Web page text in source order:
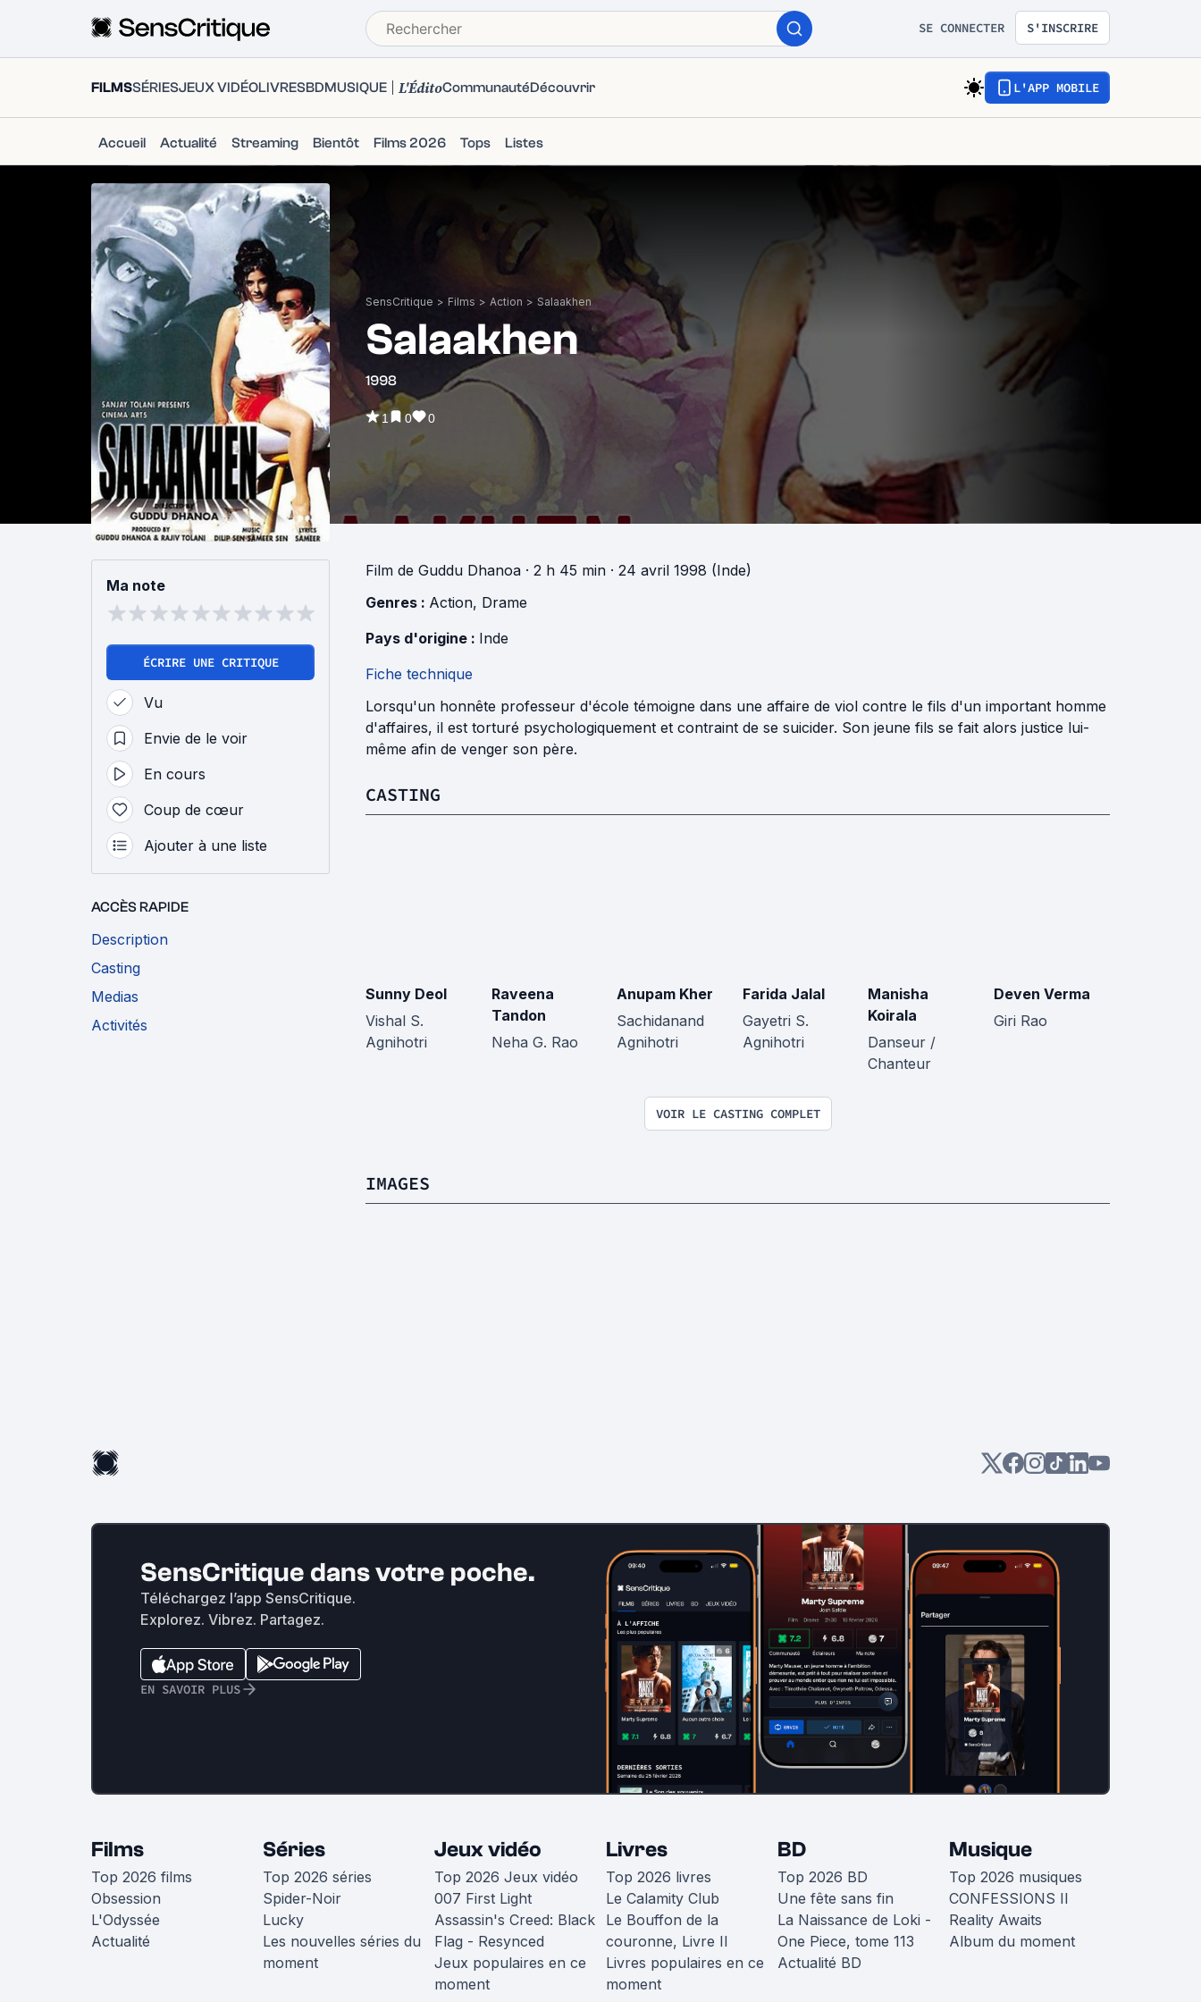
SE CONNECTER S'INSCRIRE
FILMSSÉRIESJEUX VIDÉOLIVRESBDMUSIQUE L'ÉditoCommunautéDécouvrir L'APP MOBILE
Accueil Actualité Streaming Bientôt Films 2026 Tops Listes
SensCritique > Films > Action > Salaakhen
Salaakhen
1998
1 0 0
Ma note
ÉCRIRE UNE CRITIQUE
Vu
Envie de le voir
En cours
Coup de cœur
Ajouter à une liste
ACCÈS RAPIDE
Description
Casting
Medias
Activités
Film de Guddu Dhanoa · 2 h 45 min · 24 avril 1998 (Inde)
Genres : Action, Drame
Pays d'origine : Inde
Fiche technique
Lorsqu'un honnête professeur d'école témoigne dans une affaire de viol contre le fils d'un important homme
d'affaires, il est torturé psychologiquement et contraint de se suicider. Son jeune fils se fait alors justice lui-
même afin de venger son père.
CASTING
Sunny Deol
Vishal S.
Agnihotri
Raveena
Tandon
Neha G. Rao
Anupam Kher
Sachidanand
Agnihotri
Farida Jalal
Gayetri S.
Agnihotri
Manisha
Koirala
Danseur /
Chanteur
Deven Verma
Giri Rao
VOIR LE CASTING COMPLET
IMAGES
SensCritique dans votre poche.
Téléchargez l’app SensCritique.
Explorez. Vibrez. Partagez.
EN SAVOIR PLUS
Films
Top 2026 films
Obsession
L'Odyssée
Actualité
Séries
Top 2026 séries
Spider-Noir
Lucky
Les nouvelles séries du
moment
Jeux vidéo
Top 2026 Jeux vidéo
007 First Light
Assassin's Creed: Black
Flag - Resynced
Jeux populaires en ce
moment
Livres
Top 2026 livres
Le Calamity Club
Le Bouffon de la
couronne, Livre II
Livres populaires en ce
moment
BD
Top 2026 BD
Une fête sans fin
La Naissance de Loki -
One Piece, tome 113
Actualité BD
Musique
Top 2026 musiques
CONFESSIONS II
Reality Awaits
Album du moment